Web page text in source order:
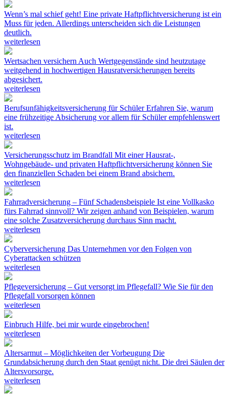
Wenn’s mal schief geht! Eine private Haftpflichtversicherung ist ein
Muss für jeden. Allerdings unterscheiden sich die Leistungen
deutlich.
weiterlesen
Wertsachen versichern Auch Wertgegenstände sind heutzutage
weitgehend in hochwertigen Hausratversicherungen bereits
abgesichert.
weiterlesen
Berufsunfähigkeitsversicherung für SchülerErfahren Sie, warum
eine frühzeitige Absicherung vor allem für Schüler empfehlenswert
ist.
weiterlesen
Versicherungsschutz im Brandfall Mit einer Hausrat-,
Wohngebäude- und privaten Haftpflichtversicherung können Sie
den finanziellen Schaden bei einem Brand absichern.
weiterlesen
Fahrradversicherung – Fünf Schadensbeispiele Ist eine Vollkasko
fürs Fahrrad sinnvoll? Wir zeigen anhand von Beispielen, warum
eine solche Zusatzversicherung durchaus Sinn macht.
weiterlesen
Cyberversicherung Das Unternehmen vor den Folgen von
Cyberattacken schützen
weiterlesen
Pflegeversicherung – Gut versorgt im Pflegefall? Wie Sie für den
Pflegefall vorsorgen können
weiterlesen
Einbruch Hilfe, bei mir wurde eingebrochen!
weiterlesen
Altersarmut – Möglichkeiten der Vorbeugung Die
Grundabsicherung durch den Staat genügt nicht. Die drei Säulen der
Altersvorsorge.
weiterlesen